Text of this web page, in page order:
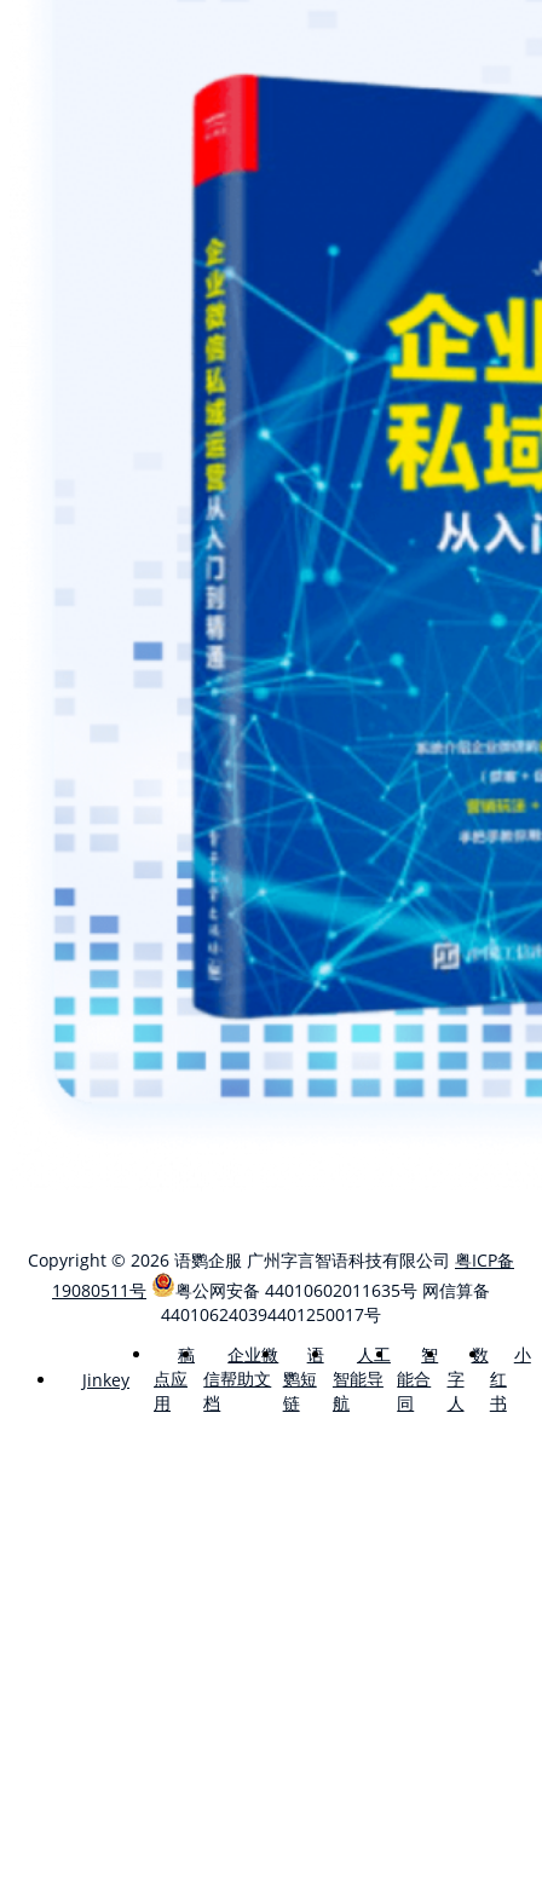
Copyright © 2026 语鹦企服 广州字言智语科技有限公司 粤ICP备
19080511号
粤公网安备 44010602011635号 网信算备
440106240394401250017号
Jinkey
稿
点应
用
企业微
信帮助文
档
语
鹦短
链
人工
智能导
航
智
能合
同
数
字
人
小
红
书